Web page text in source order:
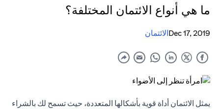
ما هي أنواع الائتمان المختلفة؟
Dec 17, 2019الائتمان
يمثل الائتمان أداة قوية بأشكالها المتعددة، حيث تسمح لك بالشراء